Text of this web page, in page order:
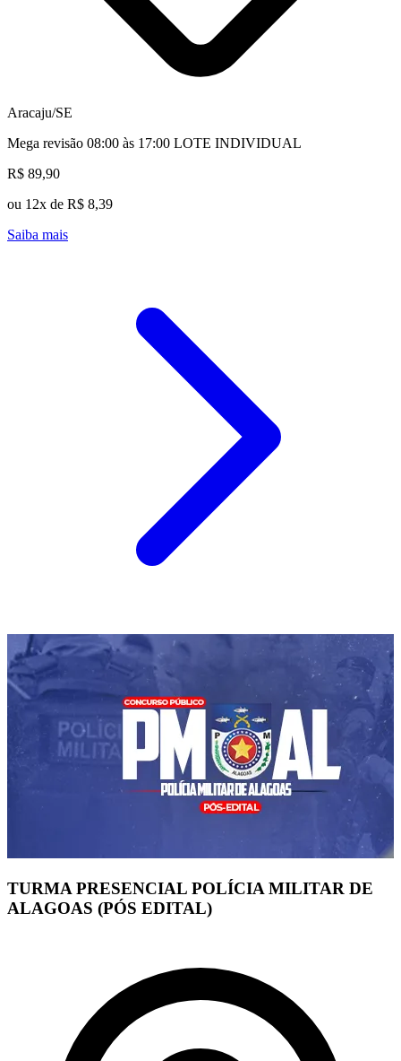
Aracaju/SE
Mega revisão 08:00 às 17:00 LOTE INDIVIDUAL
R$ 89,90
ou 12x de R$ 8,39
Saiba mais
TURMA PRESENCIAL POLÍCIA MILITAR DE
ALAGOAS (PÓS EDITAL)